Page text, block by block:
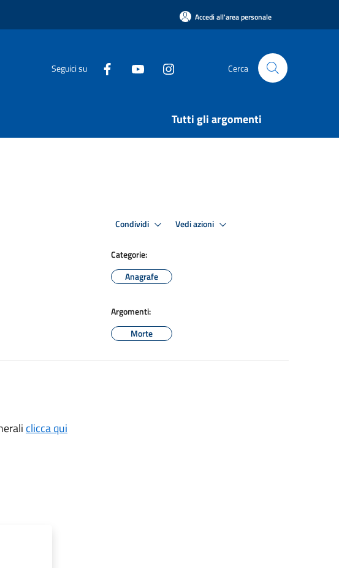
Accedi all'area personale
Seguici su Cerca
Tutti gli argomenti
Condividi Vedi azioni
Categorie:
Anagrafe
Argomenti:
Morte
clicca qui